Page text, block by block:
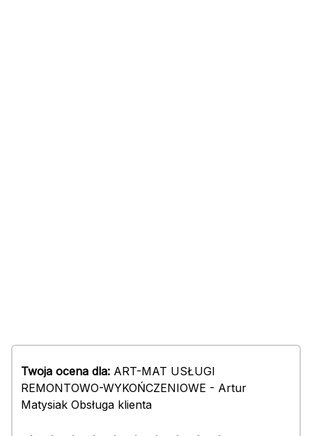
Twoja ocena dla: ART-MAT USŁUGI
REMONTOWO-WYKOŃCZENIOWE - Artur
Matysiak Obsługa klienta